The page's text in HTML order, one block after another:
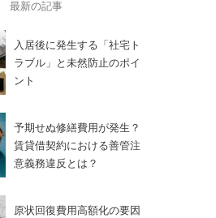
入居後に発生する「社宅ト
ラブル」と未然防止のポイ
ント
予期せぬ修繕費用が発生？
賃貸借契約における善管注
意義務違反とは？
原状回復費用高額化の要因